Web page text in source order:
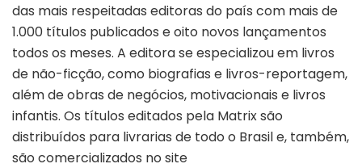
das mais respeitadas editoras do país com mais de
1.000 títulos publicados e oito novos lançamentos
todos os meses. A editora se especializou em livros
de não-ficção, como biografias e livros-reportagem,
além de obras de negócios, motivacionais e livros
infantis. Os títulos editados pela Matrix são
distribuídos para livrarias de todo o Brasil e, também,
são comercializados no site